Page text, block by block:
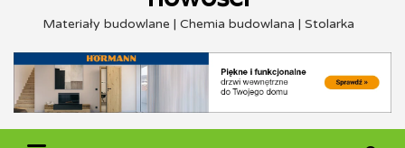
Materiały budowlane | Chemia budowlana | Stolarka